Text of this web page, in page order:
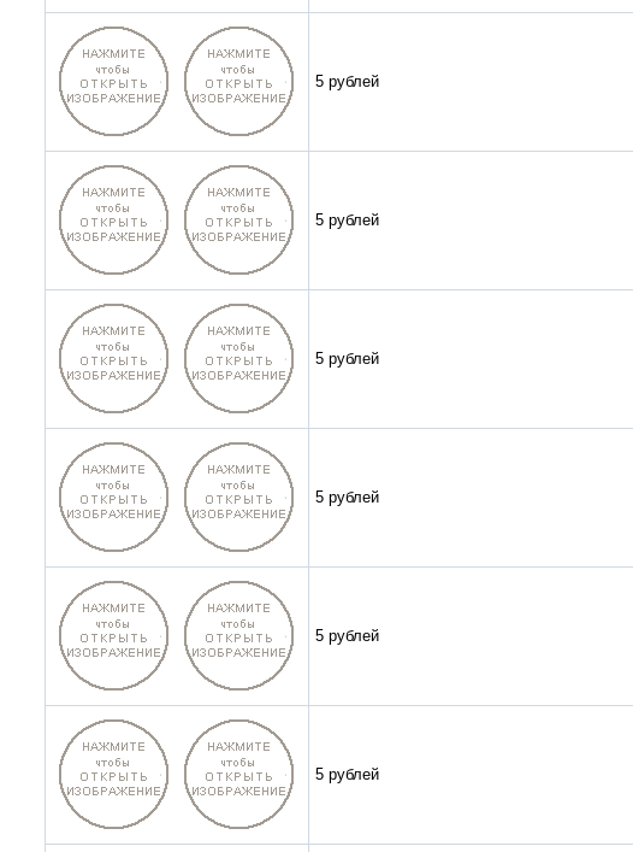
5 рублей
5 рублей
5 рублей
5 рублей
5 рублей
5 рублей